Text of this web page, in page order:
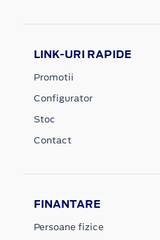
LINK-URI RAPIDE
Promotii
Configurator
Stoc
Contact
FINANTARE
Persoane fizice